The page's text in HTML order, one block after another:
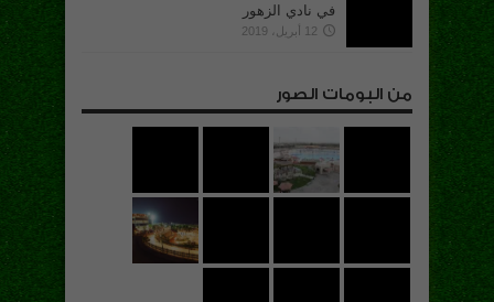
في نادي الزهور
12 أبريل، 2019
من البومات الصور